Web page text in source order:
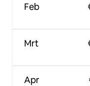
Feb
Mrt
Apr